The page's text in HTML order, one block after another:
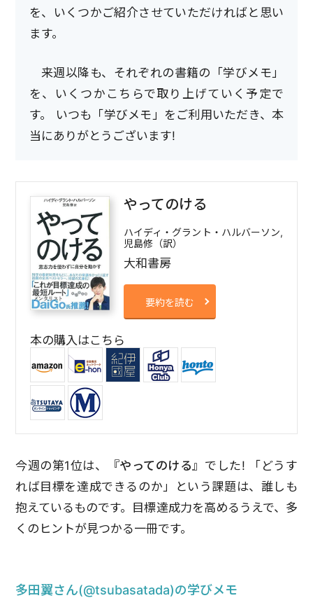
を、いくつかご紹介させていただければと思い
ます。
来週以降も、それぞれの書籍の「学びメモ」
を、いくつかこちらで取り上げていく予定で
す。 いつも「学びメモ」をご利用いただき、本
当にありがとうございます!
やってのける
ハイディ・グラント・ハルバーソン,
児島修（訳）
大和書房
要約を読む
本の購入はこちら
今週の第1位は、 『やってのける』 でした! 「どうす
れば目標を達成できるのか」という課題は、誰しも
抱えているものです。目標達成力を高めるうえで、多
くのヒントが見つかる一冊です。
多田翼さん(@tsubasatada)の学びメモ